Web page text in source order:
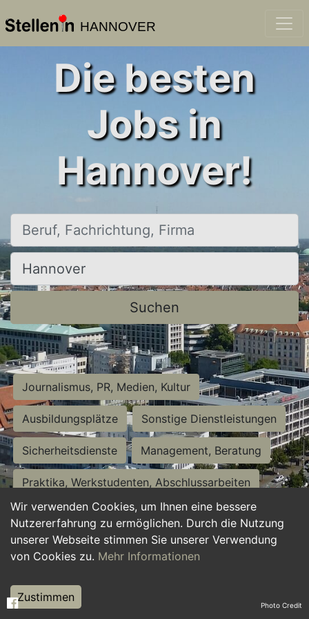
HANNOVER
Wir verwenden Cookies, um Ihnen eine bessere
Nutzererfahrung zu ermöglichen. Durch die Nutzung
unserer Webseite stimmen Sie unserer Verwendung
von Cookies zu. Mehr Informationen
Zustimmen
Die besten
Jobs in
Hannover!
Beruf, Fachrichtung, Firma
Ort, Stadt
Suchen
Journalismus, PR, Medien, Kultur
Ausbildungsplätze Sonstige Dienstleistungen
Sicherheitsdienste Management, Beratung
Praktika, Werkstudenten, Abschlussarbeiten
Personalwesen Assistenz, Sekretariat
Hilfskräfte, Aushilfs- und Nebenjobs
Weiterbildung, Studium, duale Ausbildung Photo Credit